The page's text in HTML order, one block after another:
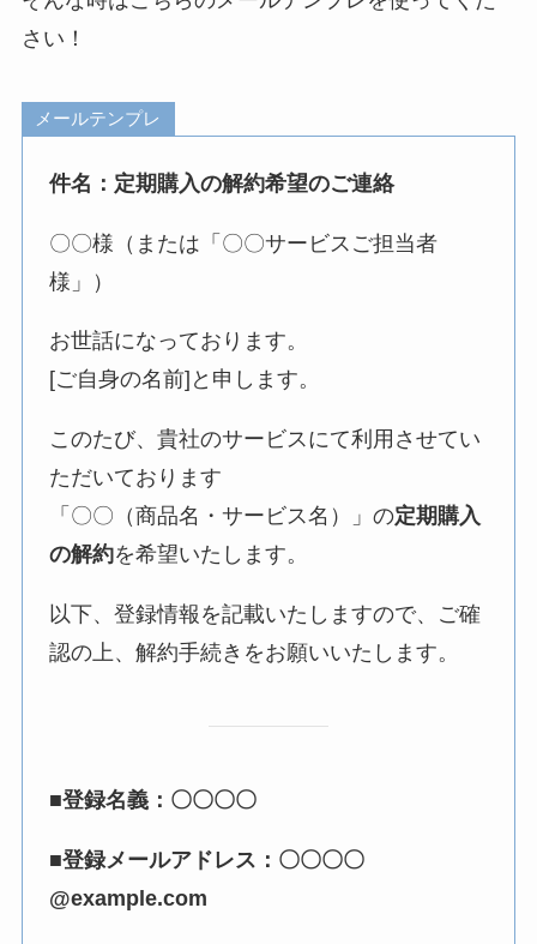
さい！
メールテンプレ
件名：定期購入の解約希望のご連絡
〇〇様（または「〇〇サービスご担当者
様」）
お世話になっております。
[ご自身の名前]と申します。
このたび、貴社のサービスにて利用させてい
ただいております
「〇〇（商品名・サービス名）」の定期購入
の解約を希望いたします。
以下、登録情報を記載いたしますので、ご確
認の上、解約手続きをお願いいたします。
■登録名義：〇〇〇〇
■登録メールアドレス：〇〇〇〇
@example.com